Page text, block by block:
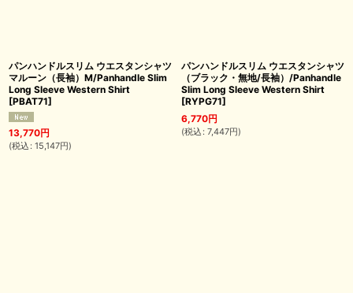
パンハンドルスリム ウエスタンシャツ
マルーン（長袖）M/Panhandle Slim
Long Sleeve Western Shirt
[PBAT71]
13,770円
(税込 : 15,147円)
パンハンドルスリム ウエスタンシャツ
（ブラック・無地/長袖）/Panhandle
Slim Long Sleeve Western Shirt
[RYPG71]
6,770円
(税込 : 7,447円)